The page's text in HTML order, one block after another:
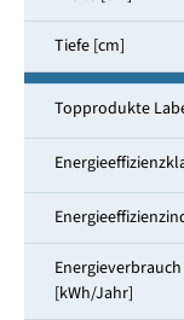
Tiefe [cm]
Topprodukte
Energieverbrauch
[kWh/Jahr]